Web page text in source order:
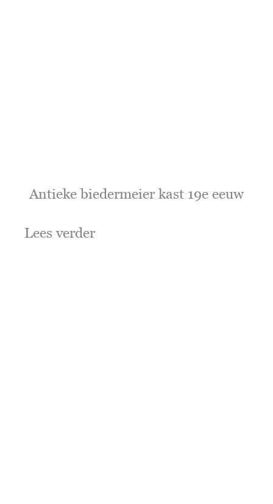
Antieke biedermeier kast 19e eeuw
Lees verder